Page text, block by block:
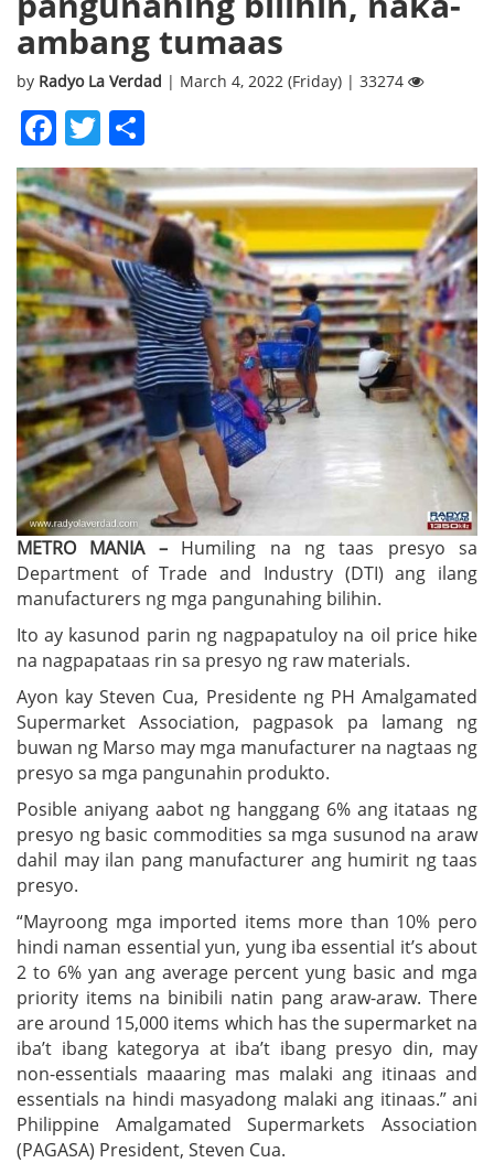
ambang tumaas
by Radyo La Verdad | March 4, 2022 (Friday) | 33274
Facebook
Twitter
METRO MANIA –Humiling na ng taas presyo sa
Department of Trade and Industry (DTI) ang ilang
manufacturers ng mga pangunahing bilihin.
Ito ay kasunod parin ng nagpapatuloy na oil price hike
na nagpapataas rin sa presyo ng raw materials.
Ayon kay Steven Cua, Presidente ng PH Amalgamated
Supermarket Association, pagpasok pa lamang ng
buwan ng Marso may mga manufacturer na nagtaas ng
presyo sa mga pangunahin produkto.
Posible aniyang aabot ng hanggang 6% ang itataas ng
presyo ng basic commodities sa mga susunod na araw
dahil may ilan pang manufacturer ang humirit ng taas
presyo.
“Mayroong mga imported items more than 10% pero
hindi naman essential yun, yung iba essential it’s about
2 to 6% yan ang average percent yung basic and mga
priority items na binibili natin pang araw-araw. There
are around 15,000 items which has the supermarket na
iba’t ibang kategorya at iba’t ibang presyo din, may
non-essentials maaaring mas malaki ang itinaas and
essentials na hindi masyadong malaki ang itinaas.” ani
Philippine Amalgamated Supermarkets Association
(PAGASA) President, Steven Cua.